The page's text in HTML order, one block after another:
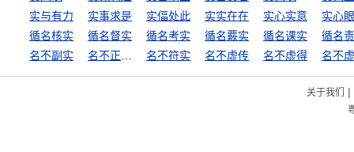
实与有力
实事求是 实偪处此 实实在在 实心实意
实心眼
循名核实
循名督实 循名考实 循名覈实 循名课实
循名
名不副实
名不符实 名不虚传 名不虚得 名不
关于我们 |